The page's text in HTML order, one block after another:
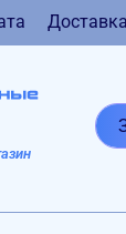
Доставка